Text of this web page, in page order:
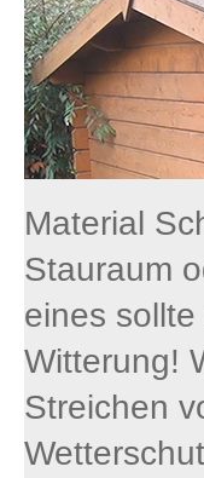
Material
Stauraum
eines
Witterung!
Streichen